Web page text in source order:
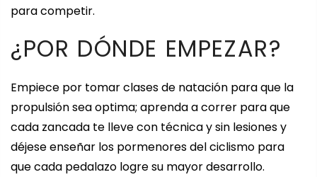
para competir.
¿POR DÓNDE EMPEZAR?
Empiece por tomar clases de natación para que la
propulsión sea optima; aprenda a correr para que
cada zancada te lleve con técnica y sin lesiones y
déjese enseñar los pormenores del ciclismo para
que cada pedalazo logre su mayor desarrollo.